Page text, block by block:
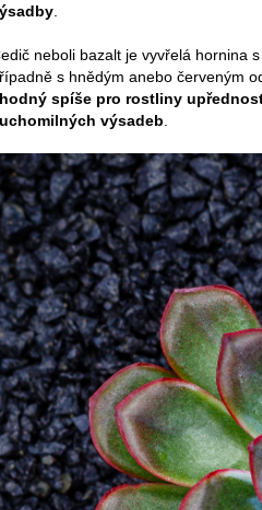
neboli bazalt je vyvřelá hornina
s hnědým anebo červeným
spíše pro rostliny
výsadeb